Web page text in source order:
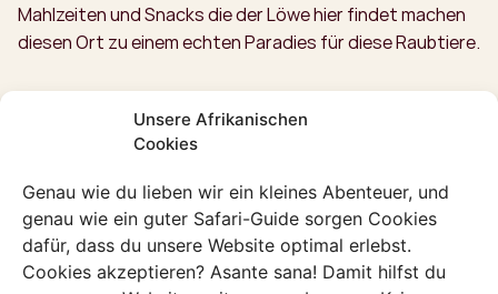
Unsere Afrikanischen
Cookies
Genau wie du lieben wir ein kleines Abenteuer, und
genau wie ein guter Safari-Guide sorgen Cookies
dafür, dass du unsere Website optimal erlebst.
Cookies akzeptieren? Asante sana! Damit hilfst du
Mahlzeiten und Snacks die der Löwe hier findet machen
diesen Ort zu einem echten Paradies für diese Raubtiere.
Entdecken mehr in
Botswana
Oder stöbern durch all unsere einzigartigen und
authentischen Erlebnisse